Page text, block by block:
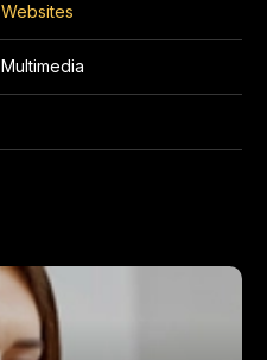
Websites
Multimedia